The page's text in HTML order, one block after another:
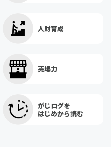
人財育成
売場力
がじログを
はじめから読む